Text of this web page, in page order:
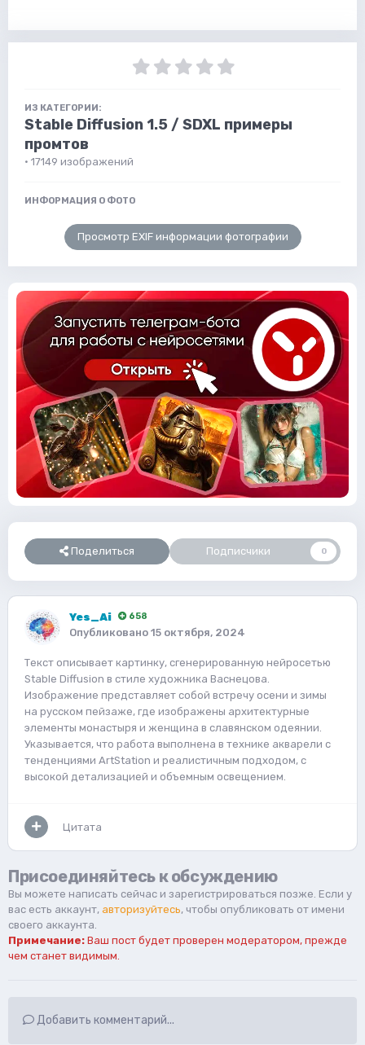
ИЗ КАТЕГОРИИ:
Stable Diffusion 1.5 / SDXL примеры
промтов
· 17149 изображений
ИНФОРМАЦИЯ О ФОТО
Просмотр EXIF информации фотографии
Поделиться Подписчики 0
Yes_Ai 658
Опубликовано 15 октября, 2024
Текст описывает картинку, сгенерированную нейросетью
Stable Diffusion в стиле художника Васнецова.
Изображение представляет собой встречу осени и зимы
на русском пейзаже, где изображены архитектурные
элементы монастыря и женщина в славянском одеянии.
Указывается, что работа выполнена в технике акварели с
тенденциями ArtStation и реалистичным подходом, с
высокой детализацией и объемным освещением.
Цитата
Присоединяйтесь к обсуждению
Вы можете написать сейчас и зарегистрироваться позже. Если у
вас есть аккаунт, авторизуйтесь, чтобы опубликовать от имени
своего аккаунта.
Примечание: Ваш пост будет проверен модератором, прежде
чем станет видимым.
Добавить комментарий...